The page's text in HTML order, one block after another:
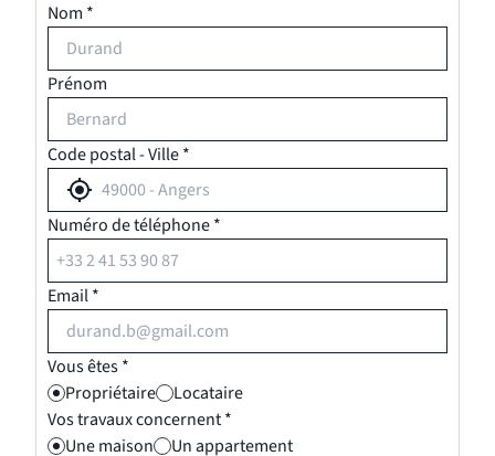
Nom *
Prénom
Code postal - Ville *
Numéro de téléphone *
Email *
Vous êtes *
Propriétaire
Locataire
Vos travaux concernent *
Une maison
Un appartement